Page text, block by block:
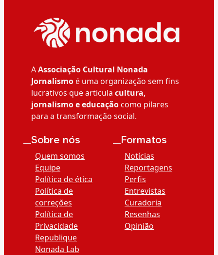
AAssociação Cultural Nonada
Jornalismoé uma organização sem fins
lucrativos que articula cultura,
jornalismo e educaçãocomo pilares
para a transformação social.
__Sobre nós
Quem somos
Equipe
Política de ética
Política de
correções
Política de
Privacidade
Republique
Nonada Lab
__Formatos
Notícias
Reportagens
Perfis
Entrevistas
Curadoria
Resenhas
Opinião